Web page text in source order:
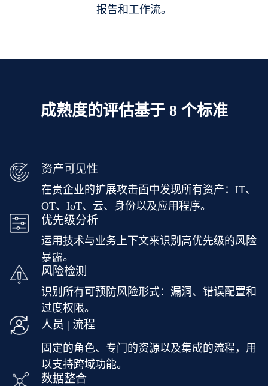
报告和工作流。
成熟度的评估基于 8 个标准
资产可见性
在贵企业的扩展攻击面中发现所有资产：IT、
OT、IoT、云、身份以及应用程序。
优先级分析
运用技术与业务上下文来识别高优先级的风险
暴露。
风险检测
识别所有可预防风险形式：漏洞、错误配置和
过度权限。
人员 | 流程
固定的角色、专门的资源以及集成的流程，用
以支持跨域功能。
数据整合